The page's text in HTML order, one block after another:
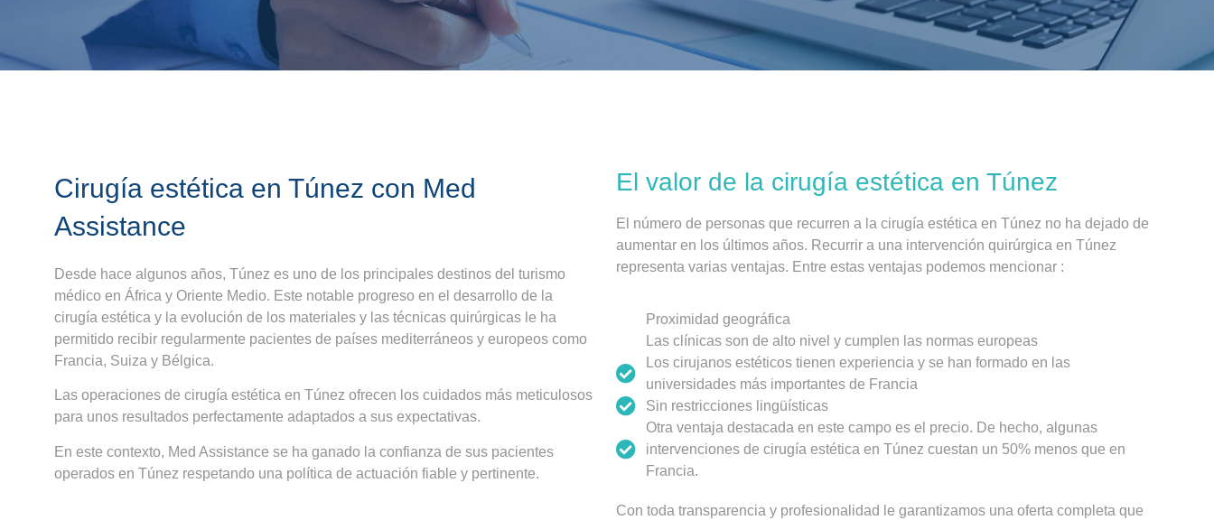
Cirugía estética en Túnez con Med
Assistance
Desde hace algunos años, Túnez es uno de los principales destinos del turismo
médico en África y Oriente Medio. Este notable progreso en el desarrollo de la
cirugía estética y la evolución de los materiales y las técnicas quirúrgicas le ha
permitido recibir regularmente pacientes de países mediterráneos y europeos como
Francia, Suiza y Bélgica.
Las operaciones de cirugía estética en Túnez ofrecen los cuidados más meticulosos
para unos resultados perfectamente adaptados a sus expectativas.
En este contexto, Med Assistance se ha ganado la confianza de sus pacientes
operados en Túnez respetando una política de actuación fiable y pertinente.
El valor de la cirugía estética en Túnez
El número de personas que recurren a la cirugía estética en Túnez no ha dejado de
aumentar en los últimos años. Recurrir a una intervención quirúrgica en Túnez
representa varias ventajas. Entre estas ventajas podemos mencionar :
Proximidad geográfica
Las clínicas son de alto nivel y cumplen las normas europeas
Los cirujanos estéticos tienen experiencia y se han formado en las
universidades más importantes de Francia
Sin restricciones lingüísticas
Otra ventaja destacada en este campo es el precio. De hecho, algunas
intervenciones de cirugía estética en Túnez cuestan un 50% menos que en
Francia.
Con toda transparencia y profesionalidad le garantizamos una oferta completa que